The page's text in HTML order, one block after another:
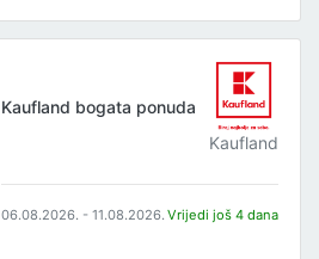
Kaufland bogata ponuda
Kaufland
06.08.2026. - 11.08.2026. Vrijedi još 4 dana